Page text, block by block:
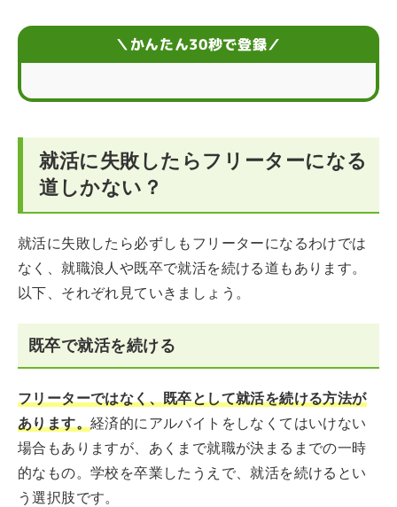
就活に失敗してフリーターになるか悩んでいるときのQ
＆A
＼かんたん30秒で登録／
就活に失敗したらフリーターになる
道しかない？
就活に失敗したら必ずしもフリーターになるわけでは
なく、就職浪人や既卒で就活を続ける道もあります。
以下、それぞれ見ていきましょう。
既卒で就活を続ける
フリーターではなく、既卒として就活を続ける方法が
あります。経済的にアルバイトをしなくてはいけない
場合もありますが、あくまで就職が決まるまでの一時
的なもの。学校を卒業したうえで、就活を続けるとい
う選択肢です。